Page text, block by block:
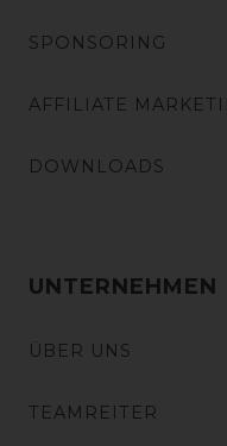
SPONSORING
AFFILIATE
DOWNLOADS
UNTERNEHMEN
ÜBER UNS
TEAMREITER